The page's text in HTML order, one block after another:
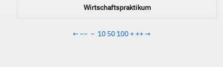
Wirtschaftspraktikum
← −− − 10 50 100 + ++→